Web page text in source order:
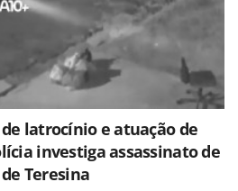
latrocínio e atuação de
investiga assassinato de
Teresina